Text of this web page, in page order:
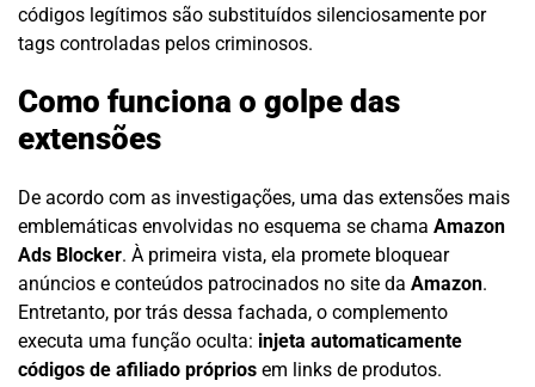
códigos legítimos são substituídos silenciosamente por
tags controladas pelos criminosos.
Como funciona o golpe das
extensões
De acordo com as investigações, uma das extensões mais
emblemáticas envolvidas no esquema se chama Amazon
Ads Blocker. À primeira vista, ela promete bloquear
anúncios e conteúdos patrocinados no site da Amazon.
Entretanto, por trás dessa fachada, o complemento
executa uma função oculta: injeta automaticamente
códigos de afiliado próprios em links de produtos.